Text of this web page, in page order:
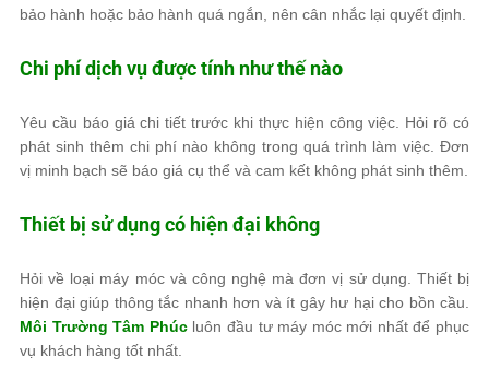
bảo hành hoặc bảo hành quá ngắn, nên cân nhắc lại quyết định.
Chi phí dịch vụ được tính như thế nào
Yêu cầu báo giá chi tiết trước khi thực hiện công việc. Hỏi rõ có
phát sinh thêm chi phí nào không trong quá trình làm việc. Đơn
vị minh bạch sẽ báo giá cụ thể và cam kết không phát sinh thêm.
Thiết bị sử dụng có hiện đại không
Hỏi về loại máy móc và công nghệ mà đơn vị sử dụng. Thiết bị
hiện đại giúp thông tắc nhanh hơn và ít gây hư hại cho bồn cầu.
Môi Trường Tâm Phúcluôn đầu tư máy móc mới nhất để phục
vụ khách hàng tốt nhất.